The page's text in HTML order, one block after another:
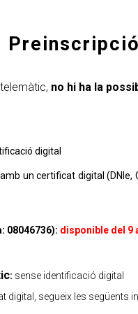
no hi ha la
digital
un certificat digital
08046736): disponible del 9
: sense identificació digital
digital, segueix les següents